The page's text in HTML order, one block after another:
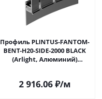
Профиль PLINTUS-FANTOM-
BENT-H20-SIDE-2000 BLACK
(Arlight, Алюминий)
2 916.06₽/м